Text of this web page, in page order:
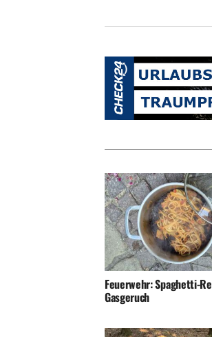
Feuerwehr: Spaghetti-
Gasgeruch